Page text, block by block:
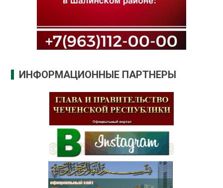
ИНФОРМАЦИОННЫЕ ПАРТНЕРЫ